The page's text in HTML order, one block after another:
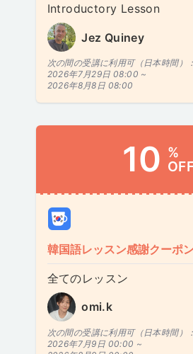
Introductory Lesson
Jez Quiney
次の間の受講に利用可（日本時間）：
2026年7月29日 08:00 ~
2026年8月8日 08:00
10 %
韓国語レッスン感謝クーポ
全てのレッスン
omi.k
次の間の受講に利用可（日本時間）：
2026年7月9日 00:00 ~